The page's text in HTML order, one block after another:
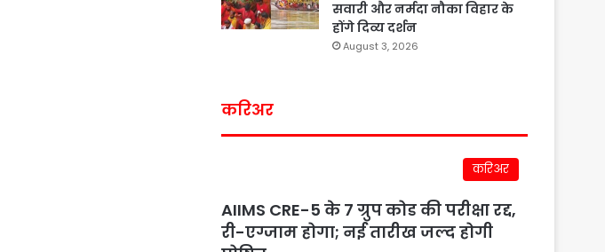
सवारी और नर्मदा नौका विहार के
होंगे दिव्य दर्शन
August 3, 2026
करिअर
करिअर
AIIMS CRE-5 के 7 ग्रुप कोड की परीक्षा रद्द,
री-एग्जाम होगा; नई तारीख जल्द होगी